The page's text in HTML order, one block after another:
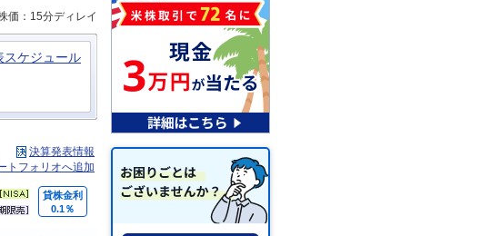
価：15分ディレイ
スケジュール
決算発表情報
トフォリオへ追加
貸株金利
0.1％